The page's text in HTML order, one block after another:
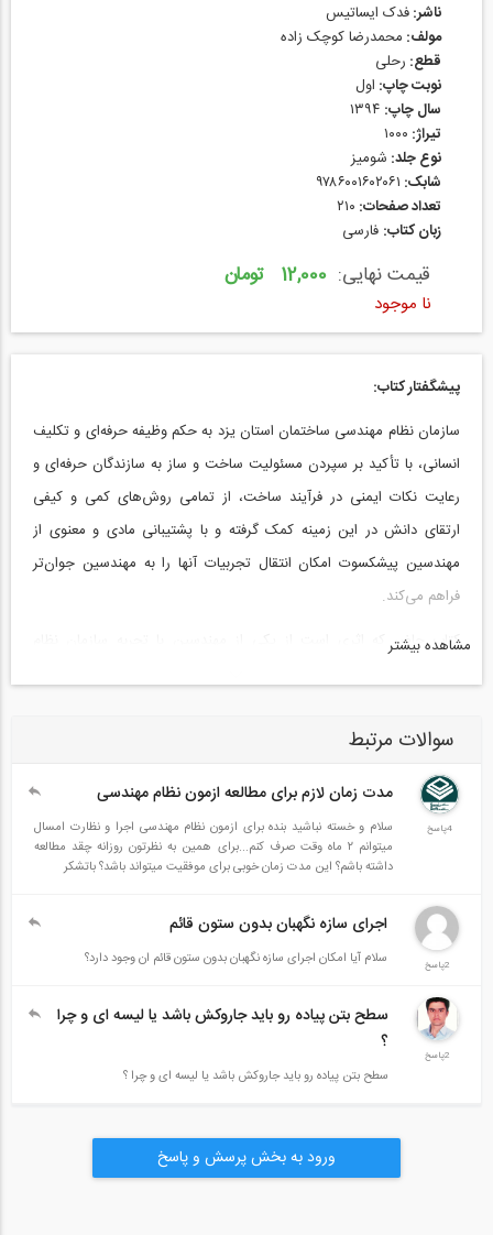
ناشر:فدک ایساتیس
مولف: محمدرضا کوچک زاده
قطع: رحلی
نوبت چاپ: اول
سال چاپ:
تیراژ: ۱۰۰۰
نوع جلد: شومیز
شابک: ۹۷۸۶۰۰۱۶۰۲۰۶۱
تعداد صفحات: ۲۱۰
زبان کتاب: فارسی
قیمت نهایی: 12,000 تومان
نا موجود
پیشگفتار کتاب:
سازمان نظام مهندسی ساختمان استان يزد به حكم وظيفه حرفه‌ای و تكليف
انسانی، با تأكيد بر سپردن مسئوليت ساخت و ساز به سازندگان حرفه‌ای و
رعايت نكات ايمنی در فرآيند ساخت، از تمامی روش‌های كمی و كيفی
ارتقای دانش در اين زمينه كمک گرفته و با پشتيبانی مادی و معنوی از
مهندسين پيشكسوت امكان انتقال تجربيات آنها را به مهندسين جوان‌تر
فراهم می‌کند.
كتاب حاضر كه ‌اثری است از يكي از مهندسين با تجربه سازمان نظام
برای ساخت و سازهای مطمئن‌تر و حفظ بيشتر سرمايه‌های ملی كشور.
فهرست کتاب:
فصل ۱: كليات برنامه‌ريزی و مديريت اجرای ساختمان
۱.۱ خلاصه مراحل برنامه‌ريزی، مديريت، اجراء و سپس بهره‌برداری از
پروژه‌های عمرانی دولتی
۱.۲ تجهيز کارگاه
۱.۳ سرپرست کارگاه
۱.۴ ویژگی‌های لازم برای سرپرست کارگاه
مشاهده بیشتر
سوالات مرتبط
4پاسخ
مدت زمان لازم برای مطالعه ازمون نظام مهندسی
سلام و خسته نباشید بنده برای ازمون نظام مهندسی اجرا و نظارت امسال
میتوانم ۲ ماه وقت صرف کنم...برای همین به نظرتون روزانه چقد مطالعه
داشته باشم؟ این مدت زمان خوبی برای موفقیت میتواند باشد؟ باتشکر
2پاسخ
اجرای سازه نگهبان بدون ستون قائم
سلام آیا امکان اجرای سازه نگهبان بدون ستون قائم ان وجود دارد؟
2پاسخ
سطح بتن پیاده رو باید جاروکش باشد یا لیسه ای و چرا
؟
سطح بتن پیاده رو باید جاروکش باشد یا لیسه ای و چرا ؟
ورود به بخش پرسش و پاسخ